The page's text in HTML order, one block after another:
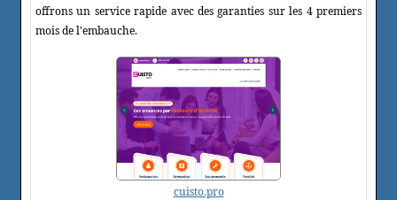
offrons un service rapide avec des garanties sur les 4 premiers
mois de l'embauche.
cuisto.pro